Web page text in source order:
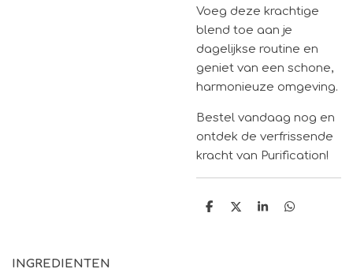
Voeg deze krachtige
blend toe aan je
dagelijkse routine en
geniet van een schone,
harmonieuze omgeving.
Bestel vandaag nog en
ontdek de verfrissende
kracht van Purification!
D
D
S
D
INGREDIENTEN